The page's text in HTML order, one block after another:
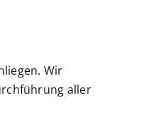
Wir
aller